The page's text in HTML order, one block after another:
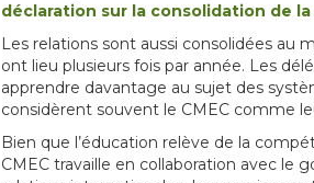
déclaration sur la consolidation de
Les relations sont aussi consolidées au
ont lieu plusieurs fois par année. Les
apprendre davantage au sujet des
considèrent souvent le CMEC comme
Bien que l’éducation relève de la
CMEC travaille en collaboration avec le